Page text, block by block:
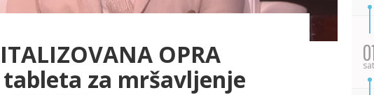
OPRA
tableta za mršavljenje
sat